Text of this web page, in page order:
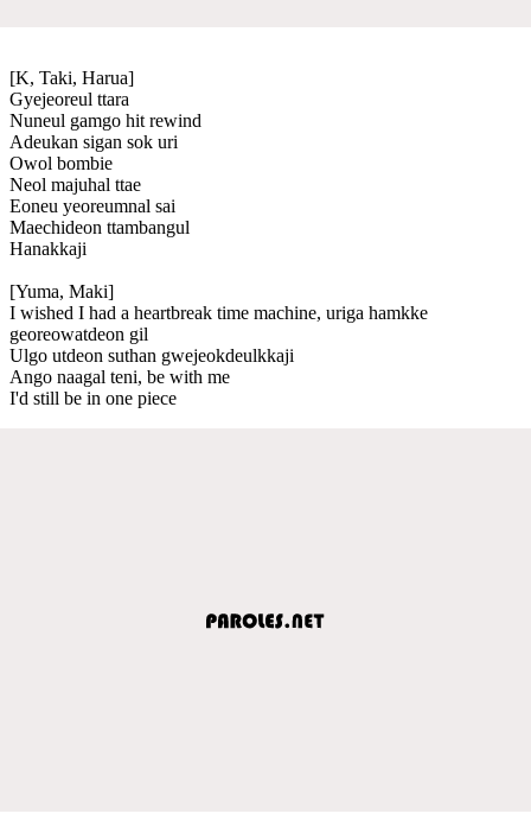
[K, Taki, Harua]
Gyejeoreul ttara
Nuneul gamgo hit rewind
Adeukan sigan sok uri
Owol bombie
Neol majuhal ttae
Eoneu yeoreumnal sai
Maechideon ttambangul
Hanakkaji
[Yuma, Maki]
I wished I had a heartbreak time machine, uriga hamkke
georeowatdeon gil
Ulgo utdeon suthan gwejeokdeulkkaji
Ango naagal teni, be with me
I'd still be in one piece